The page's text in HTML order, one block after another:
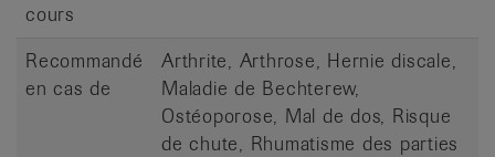
cours
Recommandé
en cas de
Arthrite, Arthrose, Hernie discale,
Maladie de Bechterew,
Ostéoporose, Mal de dos, Risque
de chute, Rhumatisme des parties